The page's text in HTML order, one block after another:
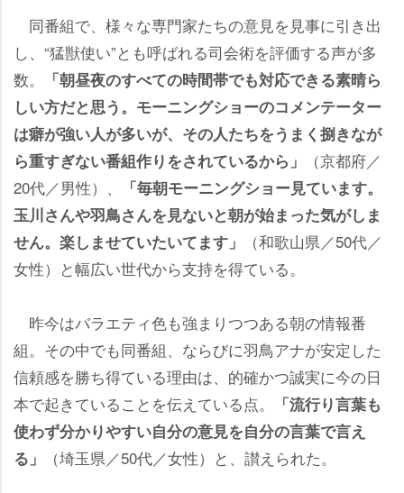
同番組で、様々な専門家たちの意見を見事に引き出
し、“猛獣使い”とも呼ばれる司会術を評価する声が多
数。
「朝昼夜のすべての時間帯でも対応できる素晴ら
しい方だと思う。モーニングショーのコメンテーター
は癖が強い人が多いが、その人たちをうまく捌きなが
ら重すぎない番組作りをされているから」
（京都府／
20代／男性）、
「毎朝モーニングショー見ています。
玉川さんや羽鳥さんを見ないと朝が始まった気がしま
せん。楽しませていたいてます」
（和歌山県／50代／
女性）と幅広い世代から支持を得ている。
昨今はバラエティ色も強まりつつある朝の情報番
組。その中でも同番組、ならびに羽鳥アナが安定した
信頼感を勝ち得ている理由は、的確かつ誠実に今の日
本で起きていることを伝えている点。
「流行り言葉も
使わず分かりやすい自分の意見を自分の言葉で言え
る」
（埼玉県／50代／女性）と、讃えられた。